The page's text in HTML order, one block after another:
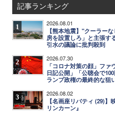
記事ランキング
1 2026.08.01
【熊本地震】"クーラー
房を設置しろ」と主張す
引水の議論に批判殺到
2 2026.07.30
「コロナ対策の顔」フ
日記公開」「公聴会で
ランプ政権の最終的な狙
3 2026.08.02
【名画座リバティ (29)
リンカーン』